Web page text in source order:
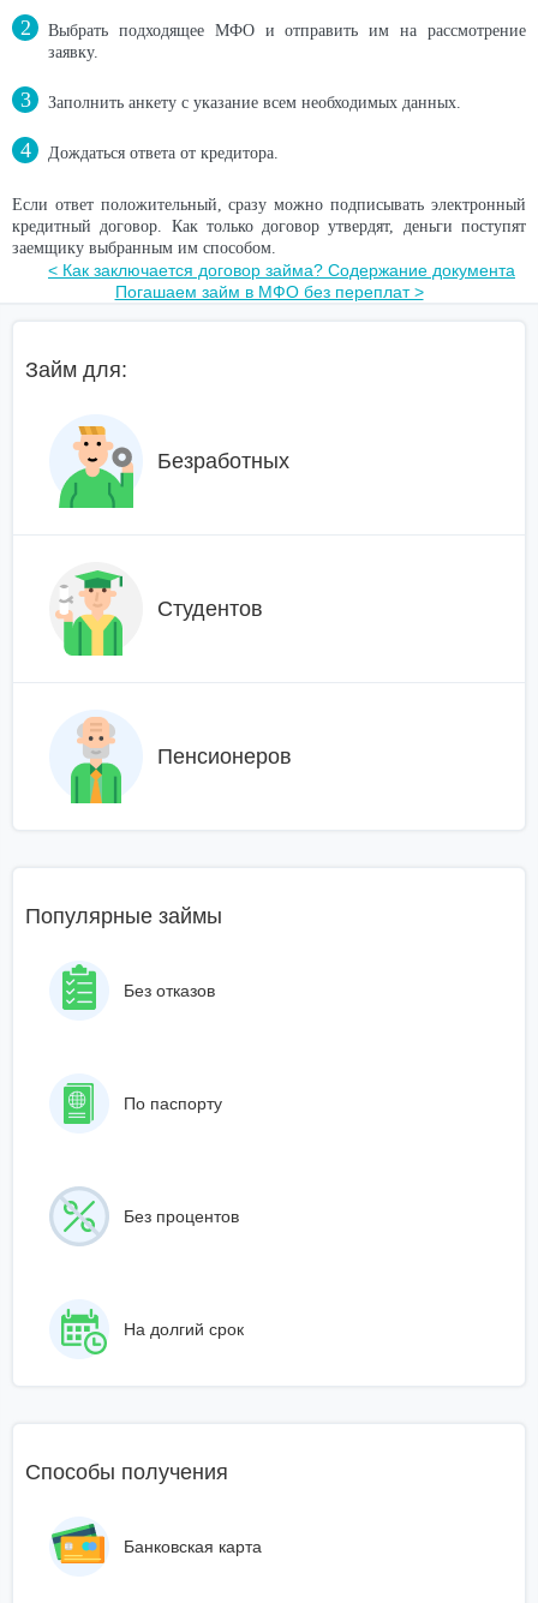
Выбрать подходящее МФО и отправить им на рассмотрение
заявку.
Заполнить анкету с указание всем необходимых данных.
Дождаться ответа от кредитора.
Если ответ положительный, сразу можно подписывать электронный
кредитный договор. Как только договор утвердят, деньги поступят
заемщику выбранным им способом.
< Как заключается договор займа? Содержание документа
Погашаем займ в МФО без переплат >
Займ для:
Безработных
Студентов
Пенсионеров
Популярные займы
Без отказов
По паспорту
Без процентов
На долгий срок
Способы получения
Банковская карта